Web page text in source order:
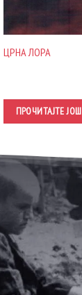
ЦРНА ЛОРА
ПРОЧИТАЈТЕ ЈОШ